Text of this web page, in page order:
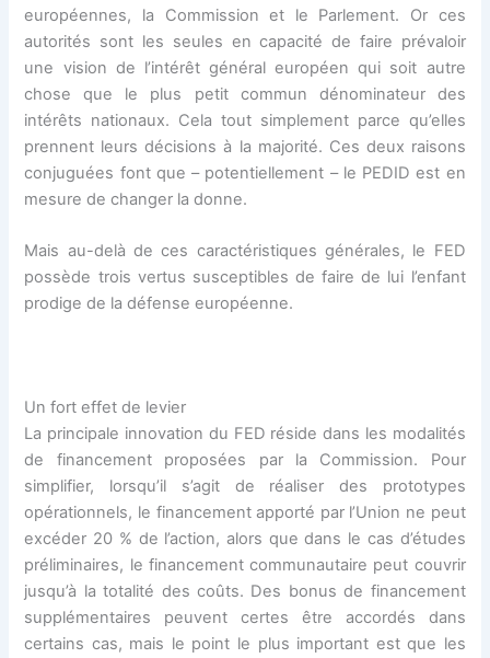
européennes, la Commission et le Parlement. Or ces
autorités sont les seules en capacité de faire prévaloir
une vision de l’intérêt général européen qui soit autre
chose que le plus petit commun dénominateur des
intérêts nationaux. Cela tout simplement parce qu’elles
prennent leurs décisions à la majorité. Ces deux raisons
conjuguées font que – potentiellement – le PEDID est en
mesure de changer la donne.
Mais au-delà de ces caractéristiques générales, le FED
possède trois vertus susceptibles de faire de lui l’enfant
prodige de la défense européenne.
Un fort effet de levier
La principale innovation du FED réside dans les modalités
de financement proposées par la Commission. Pour
simplifier, lorsqu’il s’agit de réaliser des prototypes
opérationnels, le financement apporté par l’Union ne peut
excéder 20 % de l’action, alors que dans le cas d’études
préliminaires, le financement communautaire peut couvrir
jusqu’à la totalité des coûts. Des bonus de financement
supplémentaires peuvent certes être accordés dans
certains cas, mais le point le plus important est que les